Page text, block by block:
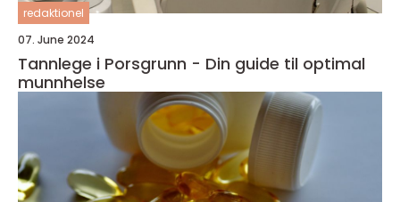
redaktionel
07. June 2024
Tannlege i Porsgrunn - Din guide til optimal
munnhelse